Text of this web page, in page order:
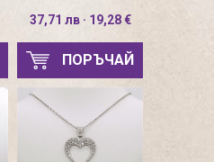
37,71 лв · 19,28 €
ПОРЪЧАЙ